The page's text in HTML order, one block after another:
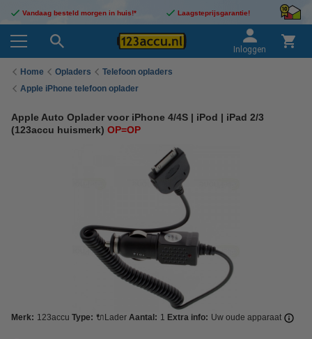
Vandaag besteld morgen in huis!* Laagsteprijsgarantie!
Inloggen
Home Opladers
Telefoon opladers
Apple iPhone telefoon oplader
Apple Auto Oplader voor iPhone 4/4S | iPod | iPad 2/3
(123accu huismerk) OP=OP
Merk: 123accu Type: 🔌Lader Aantal: 1 Extra info: Uw oude apparaat